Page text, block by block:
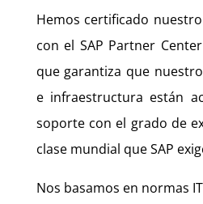
Hemos certificado
con el SAP Partner
que garantiza que
e infraestructura están
soporte con el grado de
clase mundial que SAP
Nos basamos en normas